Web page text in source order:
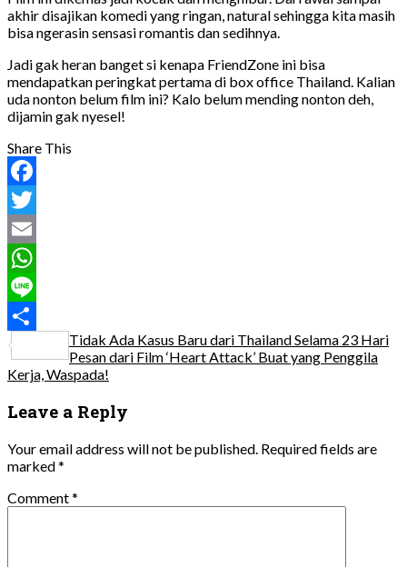
akhir disajikan komedi yang ringan, natural sehingga kita masih
bisa ngerasin sensasi romantis dan sedihnya.
Jadi gak heran banget si kenapa FriendZone ini bisa
mendapatkan peringkat pertama di box office Thailand. Kalian
uda nonton belum film ini? Kalo belum mending nonton deh,
dijamin gak nyesel!
Share This
Facebook
Twitter
Email
WhatsApp
Line
Share
Tidak Ada Kasus Baru dari Thailand Selama 23 Hari
Pesan dari Film ‘Heart Attack’ Buat yang Penggila
Kerja, Waspada!
Leave a Reply
Your email address will not be published. Required fields are
marked*
Comment*